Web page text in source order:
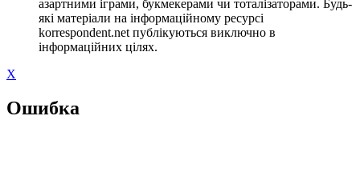
азартними іграми, букмекерами чи тоталізаторами. Будь-
які матеріали на інформаційному ресурсі
korrespondent.net публікуються виключно в
інформаційних цілях.
X
Ошибка